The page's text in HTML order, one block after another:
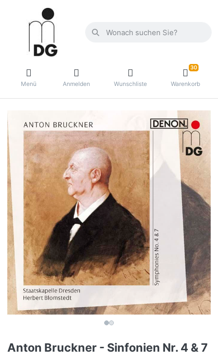
Menü Anmelden Wunschliste
30
Warenkorb
Anton Bruckner - Sinfonien Nr. 4 & 7